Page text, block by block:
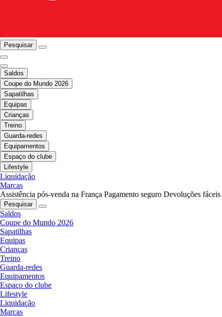
Pesquisar
Saldos
Coupe do Mundo 2026
Sapatilhas
Equipas
Crianças
Treino
Guarda-redes
Equipamentos
Espaço do clube
Lifestyle
Liquidação
Marcas
Assistência pós-venda na França Pagamento seguro Devoluções fáceis
Pesquisar
Saldos
Coupe do Mundo 2026
Sapatilhas
Equipas
Crianças
Treino
Guarda-redes
Equipamentos
Espaço do clube
Lifestyle
Liquidação
Marcas